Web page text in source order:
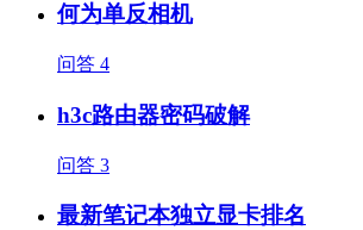
何为单反相机
问答 4
h3c路由器密码破解
问答 3
最新笔记本独立显卡排名